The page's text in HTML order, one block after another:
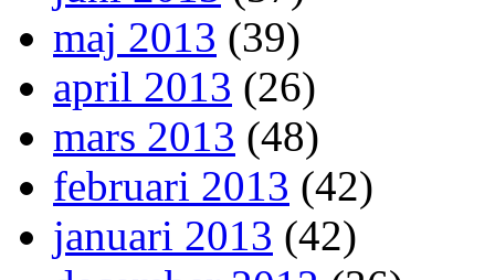
maj 2013 (39)
april 2013 (26)
mars 2013 (48)
februari 2013 (42)
januari 2013 (42)